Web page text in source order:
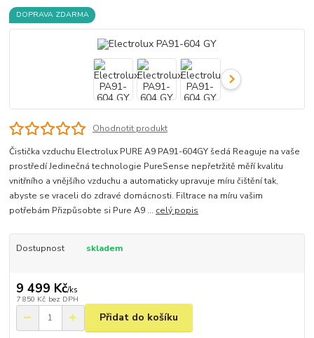
DOPRAVA ZDARMA
Ohodnotit produkt
Čistička vzduchu Electrolux PURE A9 PA91-604GY šedá Reaguje na vaše
prostředí Jedinečná technologie PureSense nepřetržitě měří kvalitu
vnitřního a vnějšího vzduchu a automaticky upravuje míru čištění tak,
abyste se vraceli do zdravé domácnosti. Filtrace na míru vašim
potřebám Přizpůsobte si Pure A9 ... celý popis
Dostupnost skladem
9 499 Kč/ks
7 850 Kč bez DPH
Přidat do košíku